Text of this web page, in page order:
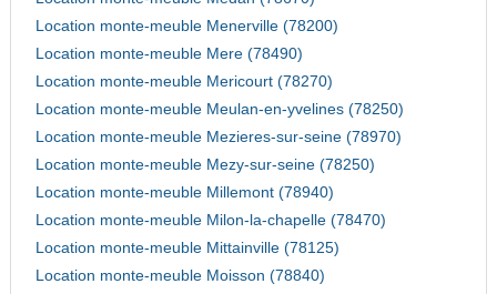
Location monte-meuble Menerville (78200)
Location monte-meuble Mere (78490)
Location monte-meuble Mericourt (78270)
Location monte-meuble Meulan-en-yvelines (78250)
Location monte-meuble Mezieres-sur-seine (78970)
Location monte-meuble Mezy-sur-seine (78250)
Location monte-meuble Millemont (78940)
Location monte-meuble Milon-la-chapelle (78470)
Location monte-meuble Mittainville (78125)
Location monte-meuble Moisson (78840)